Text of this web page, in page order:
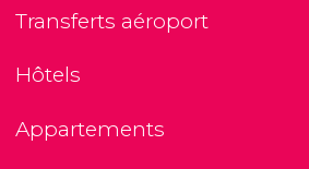
Transferts aéroport
Hôtels
Appartements